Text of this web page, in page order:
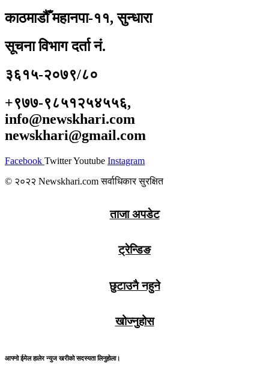
काठमाडौँ महानपा-११, सुन्धारा
सूचना विभाग दर्ता नं.
३६१५-२०७९/८०
+९७७-९८५१२५४५५६,
info@newskhari.com
newskhari@gmail.com
Facebook TwitterYoutube Instagram
© २०२२ Newskhari.com सर्वाधिकार सुरक्षित
ताजा अपडेट
ट्रेन्डिङ
छुटाउनै नहुने
खोज्नुहोस
आफ्नो ईमेल हालेर न्युज खरीको सदस्यता लिनुहोला।